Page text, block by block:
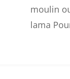
moulin
lama